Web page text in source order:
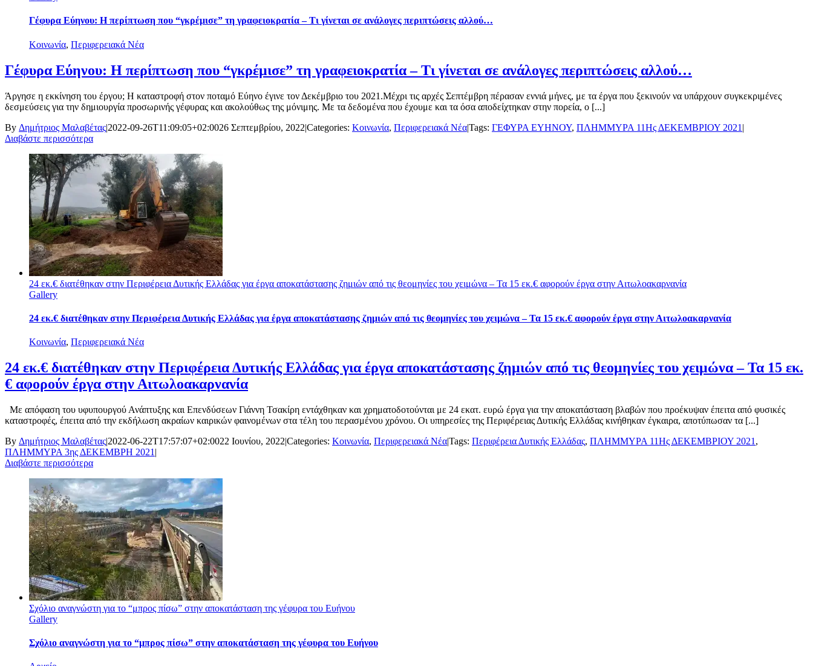
Γέφυρα Εύηνου: Η περίπτωση που “γκρέμισε” τη γραφειοκρατία – Τι γίνεται σε ανάλογες περιπτώσεις αλλού…
Κοινωνία, Περιφερειακά Νέα
Γέφυρα Εύηνου: Η περίπτωση που “γκρέμισε” τη γραφειοκρατία – Τι γίνεται σε ανάλογες περιπτώσεις αλλού…
Άργησε η εκκίνηση του έργου; Η καταστροφή στον ποταμό Εύηνο έγινε τον Δεκέμβριο του 2021.Μέχρι τις αρχές Σεπτέμβρη πέρασαν εννιά μήνες, με τα έργα που ξεκινούν να υπάρχουν συγκεκριμένες
δεσμεύσεις για την δημιουργία προσωρινής γέφυρας και ακολούθως της μόνιμης. Με τα δεδομένα που έχουμε και τα όσα αποδείχτηκαν στην πορεία, ο [...]
By Δημήτριος Μαλαβέτας|2022-09-26T11:09:05+02:0026 Σεπτεμβρίου, 2022|Categories: Κοινωνία, Περιφερειακά Νέα|Tags: ΓΕΦΥΡΑ ΕΥΗΝΟΥ, ΠΛΗΜΜΥΡΑ 11Ης ΔΕΚΕΜΒΡΙΟΥ 2021 |
Διαβάστε περισσότερα
24 εκ.€ διατέθηκαν στην Περιφέρεια Δυτικής Ελλάδας για έργα αποκατάστασης ζημιών από τις θεομηνίες του χειμώνα – Τα 15 εκ.€ αφορούν έργα στην Αιτωλοακαρνανία
Gallery
24 εκ.€ διατέθηκαν στην Περιφέρεια Δυτικής Ελλάδας για έργα αποκατάστασης ζημιών από τις θεομηνίες του χειμώνα – Τα 15 εκ.€ αφορούν έργα στην Αιτωλοακαρνανία
Κοινωνία, Περιφερειακά Νέα
24 εκ.€ διατέθηκαν στην Περιφέρεια Δυτικής Ελλάδας για έργα αποκατάστασης ζημιών από τις θεομηνίες του χειμώνα – Τα 15 εκ.
€ αφορούν έργα στην Αιτωλοακαρνανία
Με απόφαση του υφυπουργού Ανάπτυξης και Επενδύσεων Γιάννη Τσακίρη εντάχθηκαν και χρηματοδοτούνται με 24 εκατ. ευρώ έργα για την αποκατάσταση βλαβών που προέκυψαν έπειτα από φυσικές
καταστροφές, έπειτα από την εκδήλωση ακραίων καιρικών φαινομένων στα τέλη του περασμένου χρόνου. Οι υπηρεσίες της Περιφέρειας Δυτικής Ελλάδας κινήθηκαν έγκαιρα, αποτύπωσαν τα [...]
By Δημήτριος Μαλαβέτας|2022-06-22T17:57:07+02:0022 Ιουνίου, 2022|Categories: Κοινωνία, Περιφερειακά Νέα|Tags: Περιφέρεια Δυτικής Ελλάδας, ΠΛΗΜΜΥΡΑ 11Ης ΔΕΚΕΜΒΡΙΟΥ 2021 ,
ΠΛΗΜΜΥΡΑ 3ης ΔΕΚΕΜΒΡΗ 2021 |
Διαβάστε περισσότερα
Σχόλιο αναγνώστη για το “μπρος πίσω” στην αποκατάσταση της γέφυρα του Ευήνου
Gallery
Σχόλιο αναγνώστη για το “μπρος πίσω” στην αποκατάσταση της γέφυρα του Ευήνου